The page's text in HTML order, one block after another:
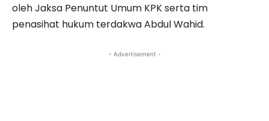
oleh Jaksa Penuntut Umum KPK serta tim
penasihat hukum terdakwa Abdul Wahid.
- Advertisement -